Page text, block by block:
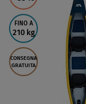
FINO A
210 kg
CONSEGNA
GRATUITA